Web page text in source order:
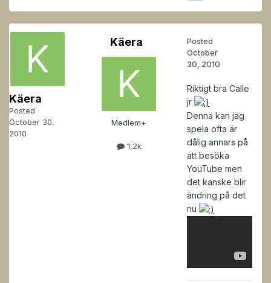
Käera
Posted
October 30,
2010
Käera
Medlem+
1,2k
Posted
October
30, 2010
Riktigt bra Calle
jr
Denna kan jag
spela ofta är
dålig annars på
att besöka
YouTube men
det kanske blir
ändring på det
nu